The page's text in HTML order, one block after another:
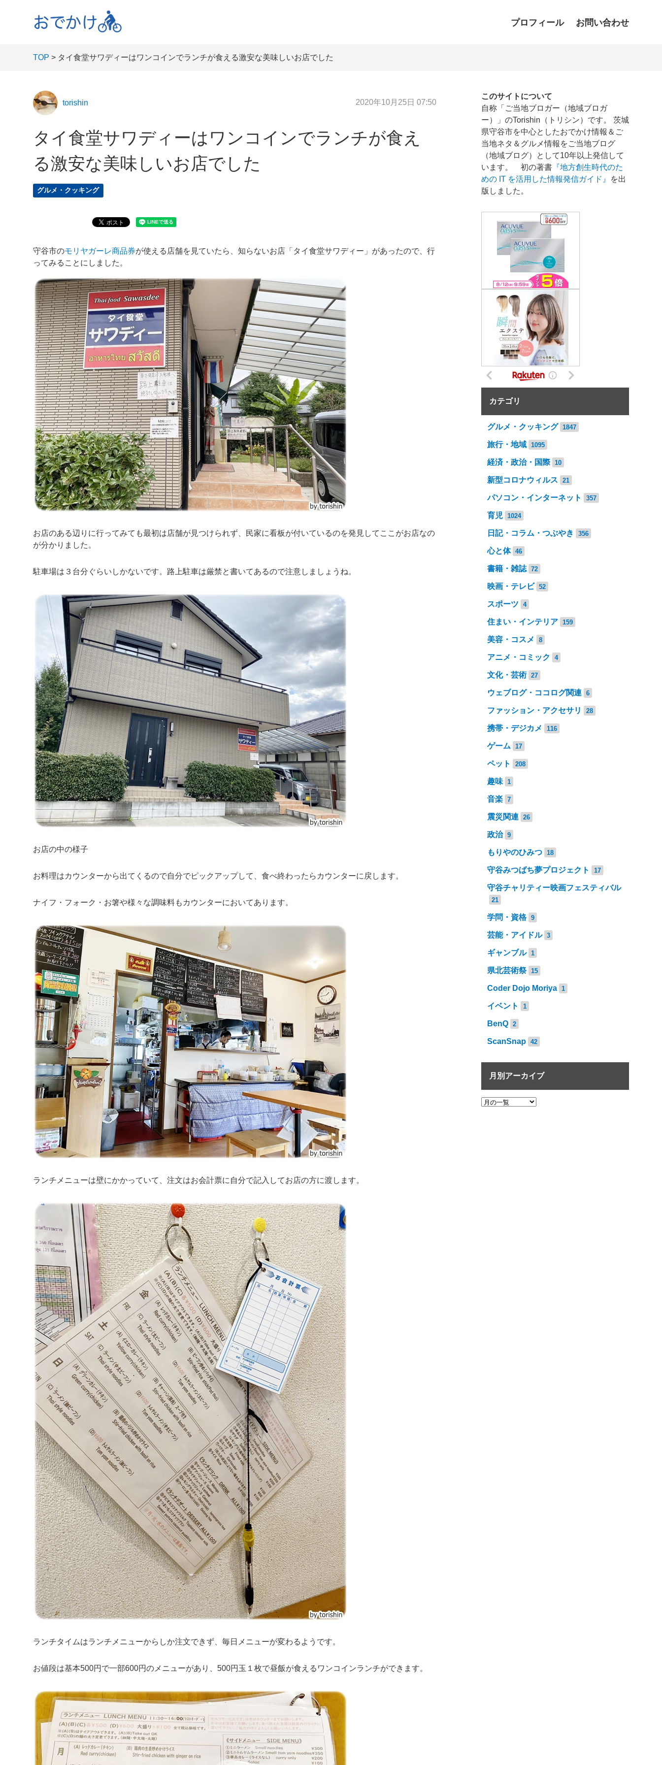
プロフィール お問い合わせ
TOP > タイ食堂サワディーはワンコインでランチが食える激安な美味しいお店でした
torishin 2020年10月25日 07:50
タイ食堂サワディーはワンコインでランチが食え
る激安な美味しいお店でした
グルメ・クッキング
守谷市のモリヤガーレ商品券が使える店舗を見ていたら、知らないお店「タイ食堂サワディー」があったので、行
ってみることにしました。
お店のある辺りに行ってみても最初は店舗が見つけられず、民家に看板が付いているのを発見してここがお店なの
が分かりました。
駐車場は３台分ぐらいしかないです。路上駐車は厳禁と書いてあるので注意しましょうね。
お店の中の様子
お料理はカウンターから出てくるので自分でピックアップして、食べ終わったらカウンターに戻します。
ナイフ・フォーク・お箸や様々な調味料もカウンターにおいてあります。
ランチメニューは壁にかかっていて、注文はお会計票に自分で記入してお店の方に渡します。
ランチタイムはランチメニューからしか注文できず、毎日メニューが変わるようです。
お値段は基本500円で一部600円のメニューがあり、500円玉１枚で昼飯が食えるワンコインランチができます。
このサイトについて
自称「ご当地ブロガー（地域ブロガ
ー）」のTorishin（トリシン）です。 茨城
県守谷市を中心としたおでかけ情報＆ご
当地ネタ＆グルメ情報をご当地ブログ
（地域ブログ）として10年以上発信して
います。 初の著書『地方創生時代のた
めの IT を活用した情報発信ガイド』
を出
版しました。
カテゴリ
グルメ・クッキング 1847
旅行・地域 1095
経済・政治・国際 10
新型コロナウィルス 21
パソコン・インターネット 357
育児 1024
日記・コラム・つぶやき 356
心と体 46
書籍・雑誌 72
映画・テレビ 52
スポーツ 4
住まい・インテリア 159
美容・コスメ 8
アニメ・コミック 4
文化・芸術 27
ウェブログ・ココログ関連 6
ファッション・アクセサリ 28
携帯・デジカメ 116
ゲーム 17
ペット 208
趣味 1
音楽 7
震災関連 26
政治 9
もりやのひみつ 18
守谷みつばち夢プロジェクト 17
守谷チャリティー映画フェスティバル
21
学問・資格 9
芸能・アイドル 3
ギャンブル 1
県北芸術祭 15
Coder Dojo Moriya 1
イベント 1
BenQ 2
ScanSnap 42
月別アーカイブ